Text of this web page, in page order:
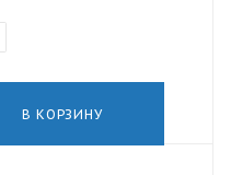
В КОРЗИНУ